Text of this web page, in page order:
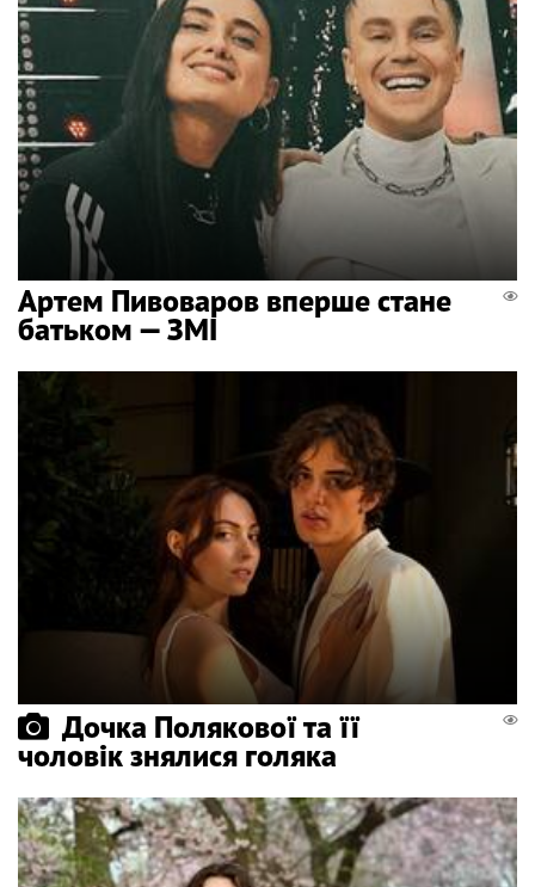
Артем Пивоваров вперше стане
батьком — ЗМІ
Дочка Полякової та її
чоловік знялися голяка